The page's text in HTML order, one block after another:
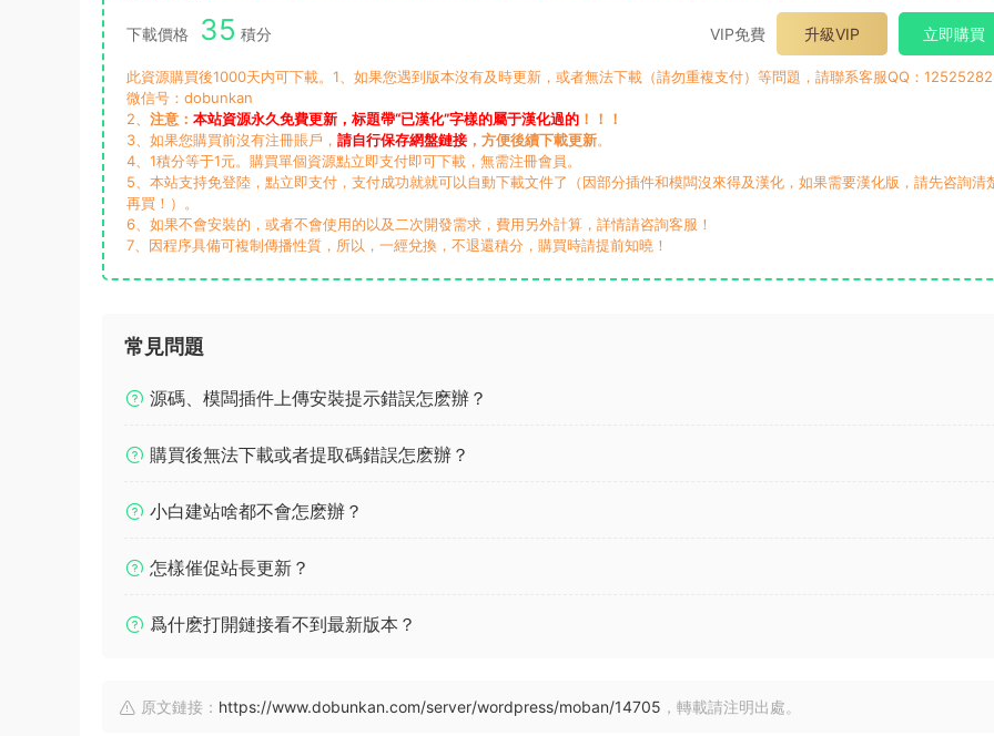
下載價格 35 積分 VIP免費 升級VIP 立即購買
此資源購買後1000天内可下載。1、如果您遇到版本沒有及時更新，或者無法下載（請勿重複支付）等問題，請聯系客服QQ：
微信号：dobunkan
2、 注意： 本站資源永久免費更新，标題帶“已漢化”字樣的屬于漢化過的 ！！！
3、如果您購買前沒有注冊賬戶， 請自行保存網盤鏈接 ，方便後續下載更新。
4、1積分等于1元。購買單個資源點立即支付即可下載，無需注冊會員。
5、本站支持免登陸，點立即支付，支付成功就就可以自動下載文件了（因部分插件和模闆沒來得及漢化，如果需要漢化版，請先咨詢清
再買！）。
6、如果不會安裝的，或者不會使用的以及二次開發需求，費用另外計算，詳情請咨詢客服！
7、因程序具備可複制傳播性質，所以，一經兌換，不退還積分，購買時請提前知曉！
常見問題
源碼、模闆插件上傳安裝提示錯誤怎麽辦？
購買後無法下載或者提取碼錯誤怎麽辦？
小白建站啥都不會怎麽辦？
怎樣催促站長更新？
爲什麽打開鏈接看不到最新版本？
原文鏈接： https://www.dobunkan.com/server/wordpress/moban/14705 ，轉載請注明出處。